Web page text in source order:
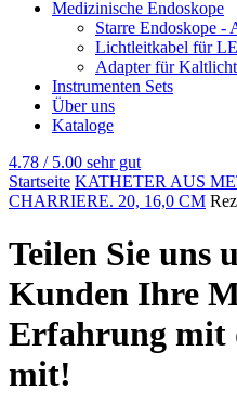
Medizinische Endoskope
Starre Endoskope -
Lichtleitkabel für
Adapter für
Instrumenten Sets
Über uns
Kataloge
4.78 / 5.00 sehr gut
Startseite KATHETER AUS
CHARRIERE. 20, 16,0 CM
Teilen Sie uns
Kunden Ihre
Erfahrung mit
mit!